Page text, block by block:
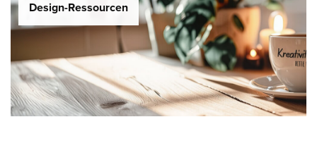
Design-Ressourcen